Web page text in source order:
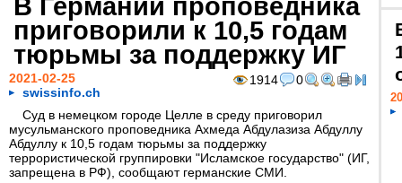
приговорили к 10,5 годам
тюрьмы за поддержку ИГ
1914 0
2021-02-25
swissinfo.ch
Суд в немецком городе Целле в среду приговорил
мусульманского проповедника Ахмеда Абдулазиза Абдуллу
Абдуллу к 10,5 годам тюрьмы за поддержку
террористической группировки "Исламское государство" (ИГ,
запрещена в РФ), сообщают германские СМИ.